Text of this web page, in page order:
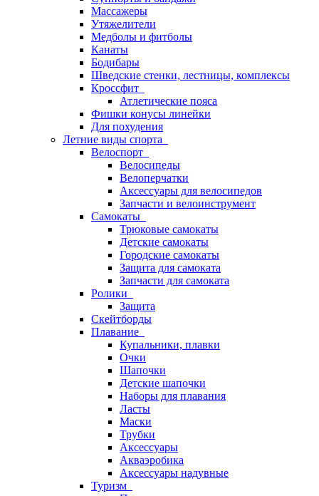
Массажеры
Утяжелители
Медболы и фитболы
Канаты
Бодибары
Шведские стенки, лестницы, комплексы
Кроссфит
Атлетические пояса
Фишки конусы линейки
Для похудения
Летние виды спорта
Велоспорт
Велосипеды
Велоперчатки
Аксессуары для велосипедов
Запчасти и велоинструмент
Самокаты
Трюковые самокаты
Детские самокаты
Городские самокаты
Защита для самоката
Запчасти для самоката
Ролики
Защита
Скейтборды
Плавание
Купальники, плавки
Очки
Шапочки
Детские шапочки
Наборы для плавания
Ласты
Маски
Трубки
Аксессуары
Акваэробика
Аксессуары надувные
Туризм